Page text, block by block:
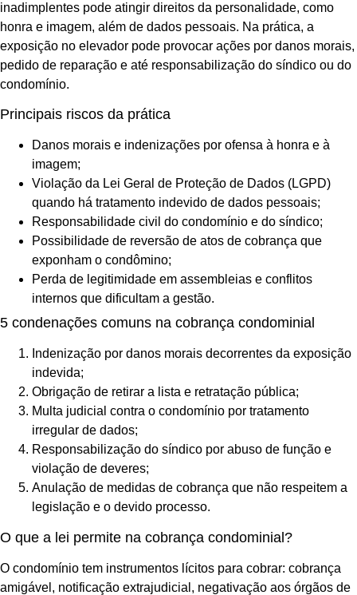
inadimplentes pode atingir direitos da personalidade, como
honra e imagem, além de dados pessoais. Na prática, a
exposição no elevador pode provocar ações por danos morais,
pedido de reparação e até responsabilização do síndico ou do
condomínio.
Principais riscos da prática
Danos morais e indenizações por ofensa à honra e à
imagem;
Violação da Lei Geral de Proteção de Dados (LGPD)
quando há tratamento indevido de dados pessoais;
Responsabilidade civil do condomínio e do síndico;
Possibilidade de reversão de atos de cobrança que
exponham o condômino;
Perda de legitimidade em assembleias e conflitos
internos que dificultam a gestão.
5 condenações comuns na cobrança condominial
Indenização por danos morais decorrentes da exposição
indevida;
Obrigação de retirar a lista e retratação pública;
Multa judicial contra o condomínio por tratamento
irregular de dados;
Responsabilização do síndico por abuso de função e
violação de deveres;
Anulação de medidas de cobrança que não respeitem a
legislação e o devido processo.
O que a lei permite na cobrança condominial?
O condomínio tem instrumentos lícitos para cobrar: cobrança
amigável, notificação extrajudicial, negativação aos órgãos de